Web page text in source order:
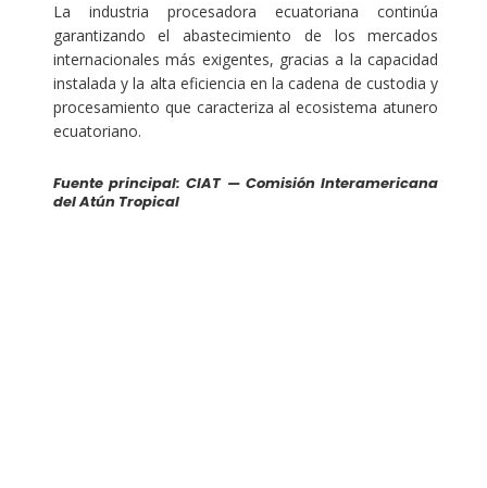
La industria procesadora ecuatoriana continúa
garantizando el abastecimiento de los mercados
internacionales más exigentes, gracias a la capacidad
instalada y la alta eficiencia en la cadena de custodia y
procesamiento que caracteriza al ecosistema atunero
ecuatoriano.
Fuente principal: CIAT — Comisión Interamericana
del Atún Tropical